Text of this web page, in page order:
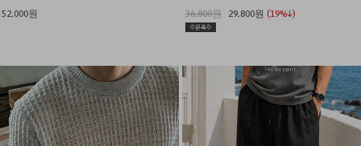
52,000원
36,800원
29,800원 (19%↓)